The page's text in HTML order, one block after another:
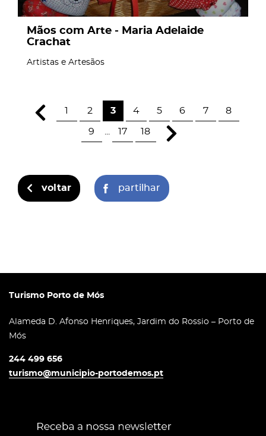
Mãos com Arte - Maria Adelaide
Crachat
Artistas e Artesãos
1 2 3 4 5 6 7 8
9 17 18
voltar partilhar
Turismo Porto de Mós
Alameda D. Afonso Henriques, Jardim do Rossio – Porto de
Mós
244 499 656
turismo@municipio-portodemos.pt